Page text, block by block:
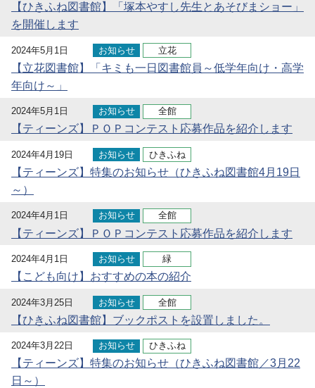
【ひきふね図書館】「塚本やすし先生とあそびまショー」
を開催します
2024年5月1日 お知らせ 立花
【立花図書館】「キミも一日図書館員～低学年向け・高学
年向け～」
2024年5月1日 お知らせ 全館
【ティーンズ】ＰＯＰコンテスト応募作品を紹介します
2024年4月19日 お知らせ ひきふね
【ティーンズ】特集のお知らせ（ひきふね図書館4月19日
～）
2024年4月1日 お知らせ 全館
【ティーンズ】ＰＯＰコンテスト応募作品を紹介します
2024年4月1日 お知らせ 緑
【こども向け】おすすめの本の紹介
2024年3月25日 お知らせ 全館
【ひきふね図書館】ブックポストを設置しました。
2024年3月22日 お知らせ ひきふね
【ティーンズ】特集のお知らせ（ひきふね図書館／3月22
日～）